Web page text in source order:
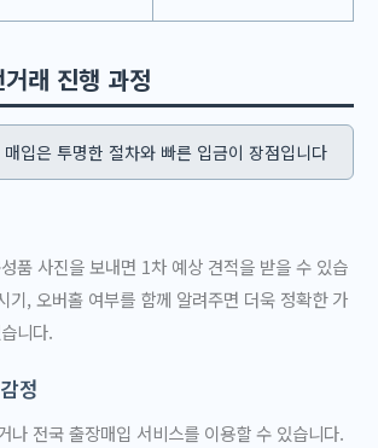
래 진행 과정
입은 투명한 절차와 빠른 입금이 장점입니다
품 사진을 보내면 1차 예상 견적을 받을 수 있습
기, 오버홀 여부를 함께 알려주면 더욱 정확한 가
니다.
정
나 전국 출장매입 서비스를 이용할 수 있습니다.